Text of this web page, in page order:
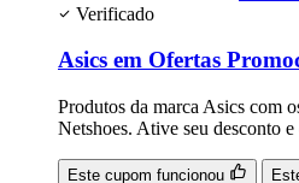
Verificado
Asics em Ofertas
Produtos da marca Asics com
Netshoes. Ative seu desconto e
Este cupom funcionou